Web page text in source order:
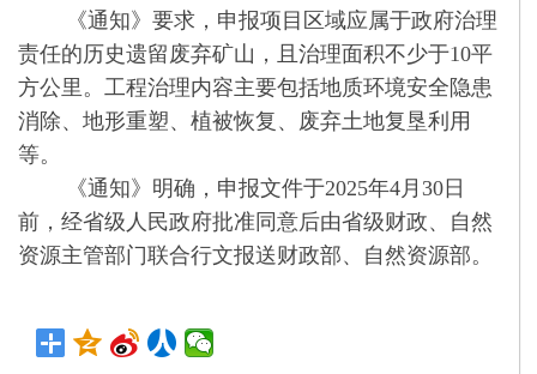
《通知》要求，申报项目区域应属于政府治理
责任的历史遗留废弃矿山，且治理面积不少于10平
方公里。工程治理内容主要包括地质环境安全隐患
消除、地形重塑、植被恢复、废弃土地复垦利用
等。
《通知》明确，申报文件于2025年4月30日
前，经省级人民政府批准同意后由省级财政、自然
资源主管部门联合行文报送财政部、自然资源部。